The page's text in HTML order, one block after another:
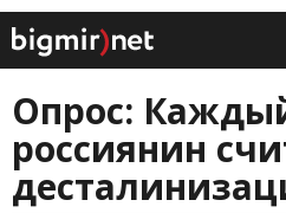
Опрос:
россиянин